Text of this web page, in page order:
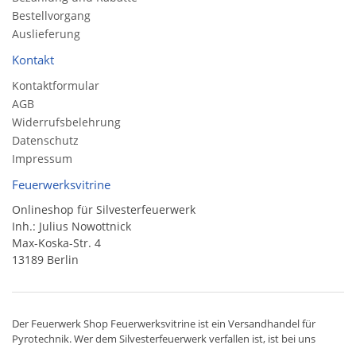
Bestellvorgang
Auslieferung
Kontakt
Kontaktformular
AGB
Widerrufsbelehrung
Datenschutz
Impressum
Feuerwerksvitrine
Onlineshop für Silvesterfeuerwerk
Inh.: Julius Nowottnick
Max-Koska-Str. 4
13189 Berlin
Der Feuerwerk Shop Feuerwerksvitrine ist ein Versandhandelfür
Pyrotechnik. Wer dem Silvesterfeuerwerk verfallen ist, ist bei uns